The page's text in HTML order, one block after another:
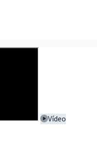
Vídeo